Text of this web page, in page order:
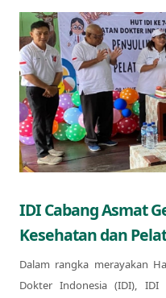
IDI Cabang Asmat
Kesehatan dan
Dalam rangka merayakan
Dokter Indonesia (IDI), IDI